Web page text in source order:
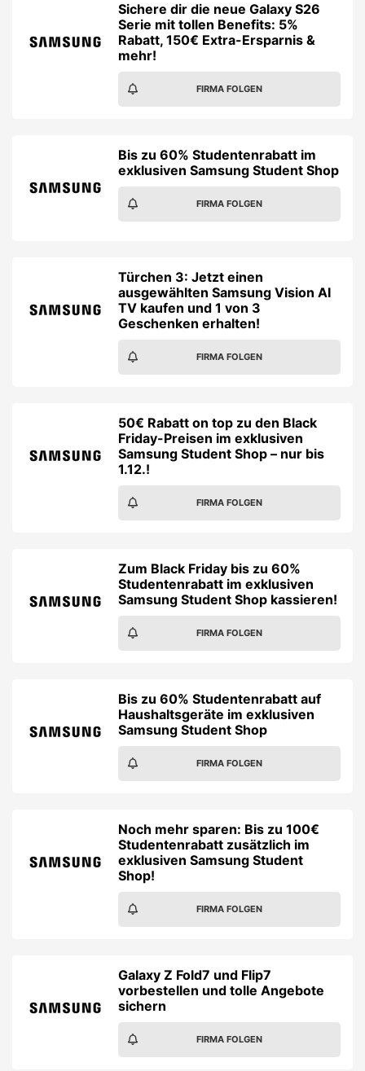
Sichere dir die neue Galaxy S26
Serie mit tollen Benefits: 5%
Rabatt, 150€ Extra-Ersparnis &
mehr!
FIRMA FOLGEN
Bis zu 60% Studentenrabatt im
exklusiven Samsung Student Shop
FIRMA FOLGEN
Türchen 3: Jetzt einen
ausgewählten Samsung Vision AI
TV kaufen und 1 von 3
Geschenken erhalten!
FIRMA FOLGEN
50€ Rabatt on top zu den Black
Friday-Preisen im exklusiven
Samsung Student Shop – nur bis
1.12.!
FIRMA FOLGEN
Zum Black Friday bis zu 60%
Studentenrabatt im exklusiven
Samsung Student Shop kassieren!
FIRMA FOLGEN
Bis zu 60% Studentenrabatt auf
Haushaltsgeräte im exklusiven
Samsung Student Shop
FIRMA FOLGEN
Noch mehr sparen: Bis zu 100€
Studentenrabatt zusätzlich im
exklusiven Samsung Student
Shop!
FIRMA FOLGEN
Galaxy Z Fold7 und Flip7
vorbestellen und tolle Angebote
sichern
FIRMA FOLGEN